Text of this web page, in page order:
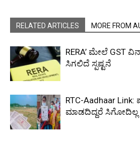
RELATED ARTICLES MORE FROM
RERA’ ಮೇಲೆ GST
ಸಿಗಲಿದೆ ಸ್ಪಷ್ಟನೆ
RTC-Aadhaar
ಮಾಡದಿದ್ದರೆ